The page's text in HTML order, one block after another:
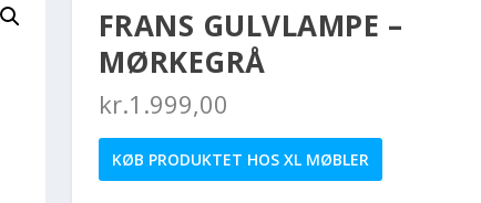
FRANS GULVLAMPE –
MØRKEGRÅ
kr.1.999,00
KØB PRODUKTET HOS XL MØBLER